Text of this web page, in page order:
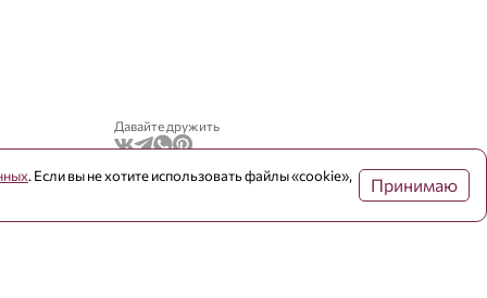
Давайте дружить
. Если вы не хотите использовать файлы «cookie»,
Принимаю